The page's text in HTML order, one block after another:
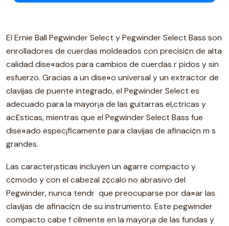
El Ernie Ball Pegwinder Select y Pegwinder Select Bass son
enrolladores de cuerdas moldeados con precisi¢n de alta
calidad dise¤ados para cambios de cuerdas r pidos y sin
esfuerzo. Gracias a un dise¤o universal y un extractor de
clavijas de puente integrado, el Pegwinder Select es
adecuado para la mayor¡a de las guitarras el‚ctricas y
ac£sticas, mientras que el Pegwinder Select Bass fue
dise¤ado espec¡ficamente para clavijas de afinaci¢n m s
grandes.
Las caracter¡sticas incluyen un agarre compacto y
c¢modo y con el cabezal z¢calo no abrasivo del
Pegwinder, nunca tendr que preocuparse por da¤ar las
clavijas de afinaci¢n de su instrumento. Este pegwinder
compacto cabe f cilmente en la mayor¡a de las fundas y